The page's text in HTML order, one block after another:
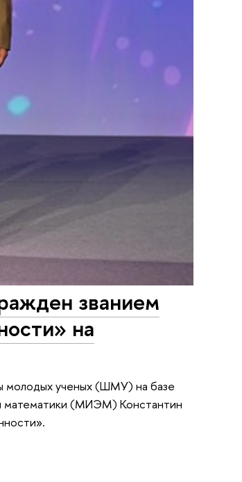
званием
на
молодых ученых (ШМУ) на базе
математики (МИЭМ) Константин